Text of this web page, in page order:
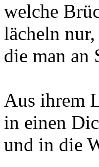
welche
lächeln
die man an
Aus ihrem
in einen
und in die